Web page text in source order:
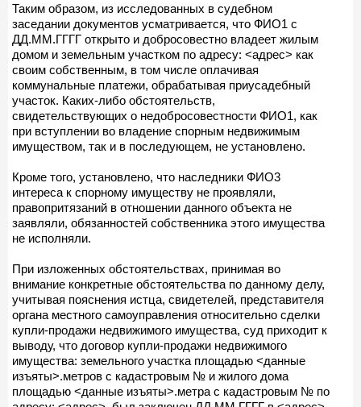
Таким образом, из исследованных в судебном
заседании документов усматривается, что ФИО1 с
ДД.ММ.ГГГГ открыто и добросовестно владеет жилым
домом и земельным участком по адресу: <адрес> как
своим собственным, в том числе оплачивая
коммунальные платежи, обрабатывая приусадебный
участок. Каких-либо обстоятельств,
свидетельствующих о недобросовестности ФИО1, как
при вступлении во владение спорным недвижимым
имуществом, так и в последующем, не установлено.
Кроме того, установлено, что наследники ФИО3
интереса к спорному имуществу не проявляли,
правопритязаний в отношении данного объекта не
заявляли, обязанностей собственника этого имущества
не исполняли.
При изложенных обстоятельствах, принимая во
внимание конкретные обстоятельства по данному делу,
учитывая пояснения истца, свидетелей, представителя
органа местного самоуправления относительно сделки
купли-продажи недвижимого имущества, суд приходит к
выводу, что договор купли-продажи недвижимого
имущества: земельного участка площадью <данные
изъяты>.метров с кадастровым № и жилого дома
площадью <данные изъяты>.метра с кадастровым № по